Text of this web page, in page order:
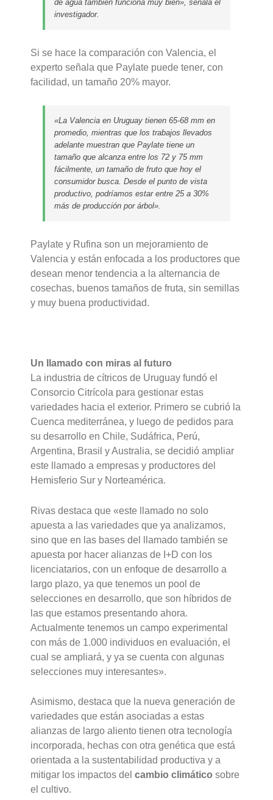
de agua también funciona muy bien», señala el
investigador.
Si se hace la comparación con Valencia, el
experto señala que Paylate puede tener, con
facilidad, un tamaño 20% mayor.
«La Valencia en Uruguay tienen 65-68 mm en
promedio, mientras que los trabajos llevados
adelante muestran que Paylate tiene un
tamaño que alcanza entre los 72 y 75 mm
fácilmente, un tamaño de fruto que hoy el
consumidor busca. Desde el punto de vista
productivo, podríamos estar entre 25 a 30%
más de producción por árbol».
Paylate y Rufina son un mejoramiento de
Valencia y están enfocada a los productores que
desean menor tendencia a la alternancia de
cosechas, buenos tamaños de fruta, sin semillas
y muy buena productividad.
Un llamado con miras al futuro
La industria de cítricos de Uruguay fundó el
Consorcio Citrícola para gestionar estas
variedades hacia el exterior. Primero se cubrió la
Cuenca mediterránea, y luego de pedidos para
su desarrollo en Chile, Sudáfrica, Perú,
Argentina, Brasil y Australia, se decidió ampliar
este llamado a empresas y productores del
Hemisferio Sur y Norteamérica.
Rivas destaca que «este llamado no solo
apuesta a las variedades que ya analizamos,
sino que en las bases del llamado también se
apuesta por hacer alianzas de I+D con los
licenciatarios, con un enfoque de desarrollo a
largo plazo, ya que tenemos un pool de
selecciones en desarrollo, que son híbridos de
las que estamos presentando ahora.
Actualmente tenemos un campo experimental
con más de 1.000 individuos en evaluación, el
cual se ampliará, y ya se cuenta con algunas
selecciones muy interesantes».
Asimismo, destaca que la nueva generación de
variedades que están asociadas a estas
alianzas de largo aliento tienen otra tecnología
incorporada, hechas con otra genética que está
orientada a la sustentabilidad productiva y a
mitigar los impactos delcambio climáticosobre
el cultivo.